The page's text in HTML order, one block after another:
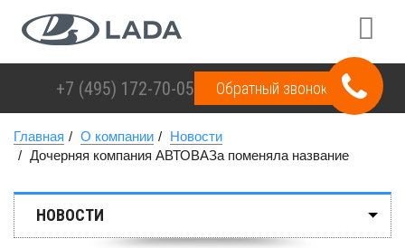
+7 (495) 172-70-05 Обратный звонок
Главная О компании
Новости
Дочерняя компания АВТОВАЗа поменяла название
НОВОСТИ